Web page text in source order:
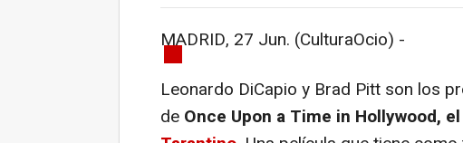
MADRID, 27 Jun. (CulturaOcio) -
Leonardo DiCapio y Brad Pitt son los
de Once Upon a Time in Hollywood,